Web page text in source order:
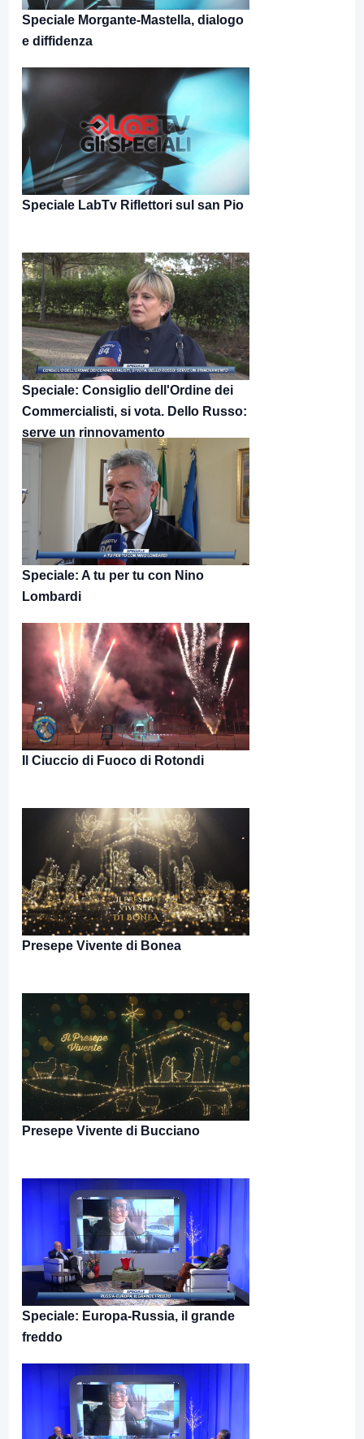
Speciale Morgante-Mastella, dialogo
e diffidenza
Speciale LabTv Riflettori sul san Pio
Speciale: Consiglio dell'Ordine dei
Commercialisti, si vota. Dello Russo:
serve un rinnovamento
Speciale: A tu per tu con Nino
Lombardi
Il Ciuccio di Fuoco di Rotondi
Presepe Vivente di Bonea
Presepe Vivente di Bucciano
Speciale: Europa-Russia, il grande
freddo